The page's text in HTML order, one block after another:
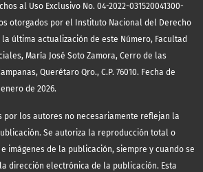
al Uso Exclusivo No. 04-2022-031520041300-
otorgados por el Instituto Nacional del Derecho
última actualización de este Número, Facultad
María José Soto Zamora, Cerro de las
Querétaro Qro., C.P. 76010. Fecha de
de 2026.
por los autores no necesariamente reflejan la
Se autoriza la reproducción total o
imágenes de la publicación, siempre y cuando se
dirección electrónica de la publicación. Esta